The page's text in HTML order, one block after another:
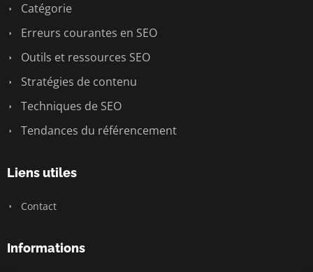
Catégorie
Erreurs courantes en SEO
Outils et ressources SEO
Stratégies de contenu
Techniques de SEO
Tendances du référencement
Liens utiles
Contact
Informations